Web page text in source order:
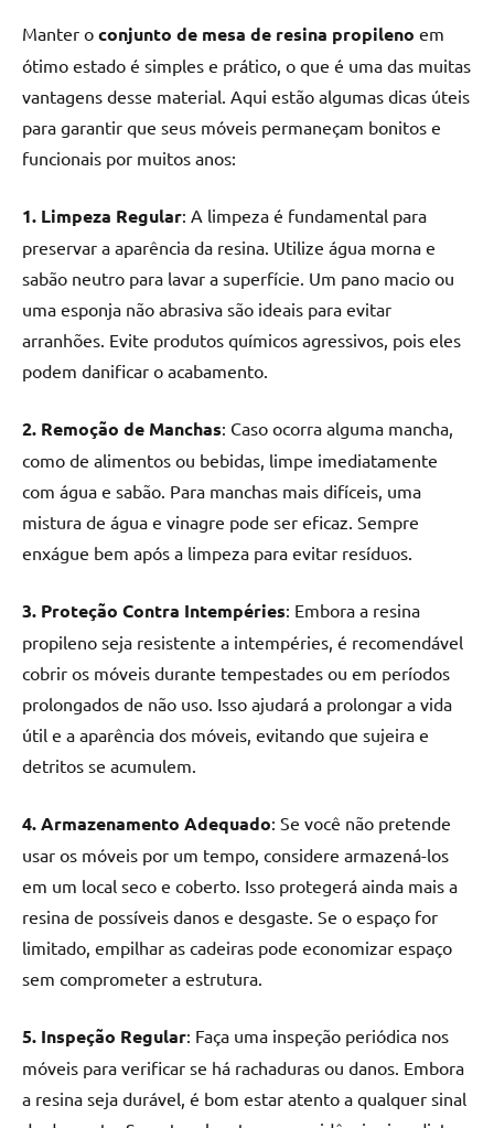
Manter o conjunto de mesa de resina propileno em
ótimo estado é simples e prático, o que é uma das muitas
vantagens desse material. Aqui estão algumas dicas úteis
para garantir que seus móveis permaneçam bonitos e
funcionais por muitos anos:
1. Limpeza Regular: A limpeza é fundamental para
preservar a aparência da resina. Utilize água morna e
sabão neutro para lavar a superfície. Um pano macio ou
uma esponja não abrasiva são ideais para evitar
arranhões. Evite produtos químicos agressivos, pois eles
podem danificar o acabamento.
2. Remoção de Manchas: Caso ocorra alguma mancha,
como de alimentos ou bebidas, limpe imediatamente
com água e sabão. Para manchas mais difíceis, uma
mistura de água e vinagre pode ser eficaz. Sempre
enxágue bem após a limpeza para evitar resíduos.
3. Proteção Contra Intempéries: Embora a resina
propileno seja resistente a intempéries, é recomendável
cobrir os móveis durante tempestades ou em períodos
prolongados de não uso. Isso ajudará a prolongar a vida
útil e a aparência dos móveis, evitando que sujeira e
detritos se acumulem.
4. Armazenamento Adequado: Se você não pretende
usar os móveis por um tempo, considere armazená-los
em um local seco e coberto. Isso protegerá ainda mais a
resina de possíveis danos e desgaste. Se o espaço for
limitado, empilhar as cadeiras pode economizar espaço
sem comprometer a estrutura.
5. Inspeção Regular: Faça uma inspeção periódica nos
móveis para verificar se há rachaduras ou danos. Embora
a resina seja durável, é bom estar atento a qualquer sinal